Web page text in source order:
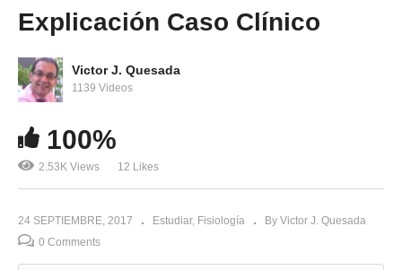
Líquidos Corporales #2 – Medición de los
compartimientos
Explicación Caso Clínico
Victor J. Quesada
1139 Videos
100%
2.53K Views 12 Likes
24 SEPTIEMBRE, 2017 Estudiar Fisiología
By Victor J. Quesada
0 Comments